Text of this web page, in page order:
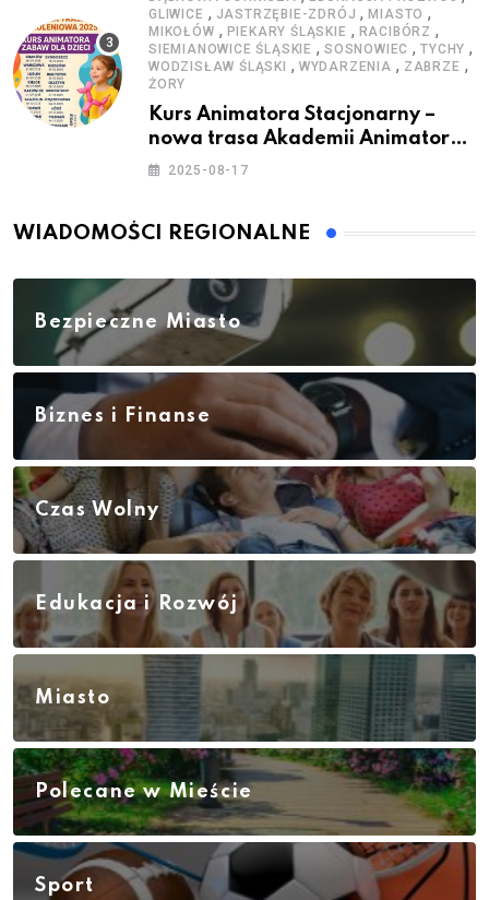
GLIWICE , JASTRZĘBIE-ZDRÓJ ,MIASTO ,
MIKOŁÓW , PIEKARY ŚLĄSKIE , RACIBÓRZ ,
SIEMIANOWICE ŚLĄSKIE ,SOSNOWIEC ,TYCHY ,
WODZISŁAW ŚLĄSKI , WYDARZENIA , ZABRZE ,
ŻORY
Kurs Animatora Stacjonarny –
nowa trasa Akademii Animatora
– jesień 2025
2025-08-17
WIADOMOŚCI REGIONALNE
Bezpieczne Miasto
Biznes i Finanse
Czas Wolny
Edukacja i Rozwój
Miasto
Polecane w Mieście
Sport